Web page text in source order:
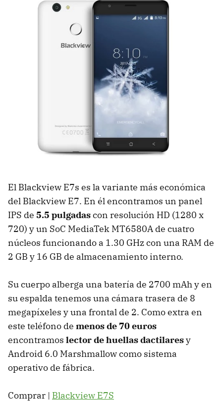
El Blackview E7s es la variante más económica
del Blackview E7. En él encontramos un panel
IPS de 5.5 pulgadascon resolución HD (1280 x
720) y un SoC MediaTek MT6580A de cuatro
núcleos funcionando a 1.30 GHz con una RAM de
2 GB y 16 GB de almacenamiento interno.
Su cuerpo alberga una batería de 2700 mAh y en
su espalda tenemos una cámara trasera de 8
megapíxeles y una frontal de 2. Como extra en
este teléfono de menos de 70 euros
encontramos lector de huellas dactilaresy
Android 6.0 Marshmallow como sistema
operativo de fábrica.
Comprar | Blackview E7S